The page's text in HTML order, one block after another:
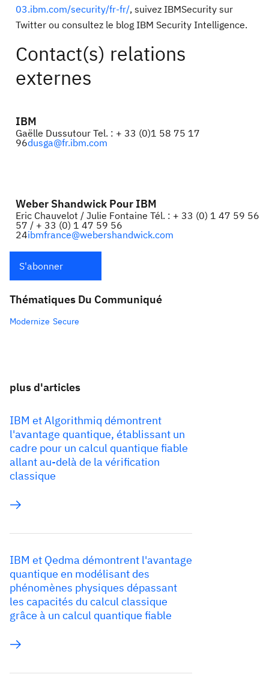
03.ibm.com/security/fr-fr/, suivez IBMSecurity sur
Twitter ou consultez le blog IBM Security Intelligence.
Contact(s) relations
externes
IBM
Gaëlle Dussutour Tel. : + 33 (0)1 58 75 17
96dusga@fr.ibm.com
Weber Shandwick Pour IBM
Eric Chauvelot / Julie Fontaine Tél. : + 33 (0) 1 47 59 56
57 / + 33 (0) 1 47 59 56
24ibmfrance@webershandwick.com
S'abonner
Thématiques Du Communiqué
Modernize Secure
plus d'articles
IBM et Algorithmiq démontrent
l'avantage quantique, établissant un
cadre pour un calcul quantique fiable
allant au-delà de la vérification
classique
IBM et Qedma démontrent l'avantage
quantique en modélisant des
phénomènes physiques dépassant
les capacités du calcul classique
grâce à un calcul quantique fiable